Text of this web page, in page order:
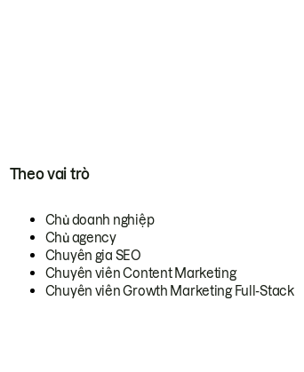
Theo vai trò
Chủ doanh nghiệp
Chủ agency
Chuyên gia SEO
Chuyên viên Content Marketing
Chuyên viên Growth Marketing Full-Stack